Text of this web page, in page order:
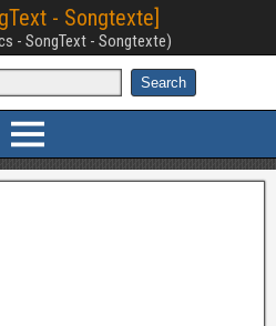
- Songtexte]
- SongText - Songtexte)